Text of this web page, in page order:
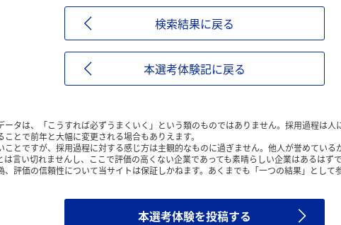
検索結果に戻る
本選考体験記に戻る
ータは、「こうすれば必ずうまくいく」という類のものではありません。採用過程は
とで前年と大幅に変更される場合もありえます。
ことですが、採用過程に対する感じ方は主観的なものに過ぎません。他人が誉めている
は言い切れませんし、ここで評価の高くない企業であっても素晴らしい企業はあるはずで
、評価の信頼性について当サイトは保証しかねます。あくまでも「一つの結果」として
本選考体験を投稿する